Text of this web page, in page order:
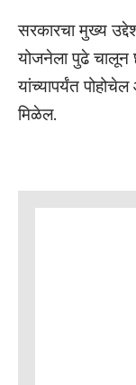
सरकारचा मुख्य
योजनेला पुढे चालून
यांच्यापर्यंत
मिळेल.